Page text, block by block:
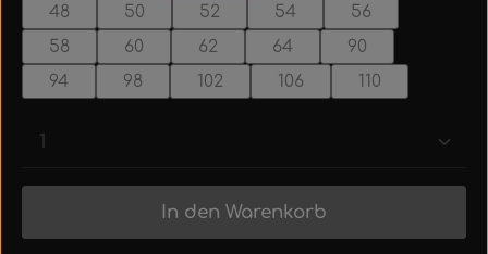
48
50 52 54
56
58
60 62 64
90
94
98 102 106 110
Produkt Anzahl: Gib den gewünschten Wert
In den Warenkorb